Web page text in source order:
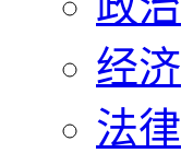
经济
法律